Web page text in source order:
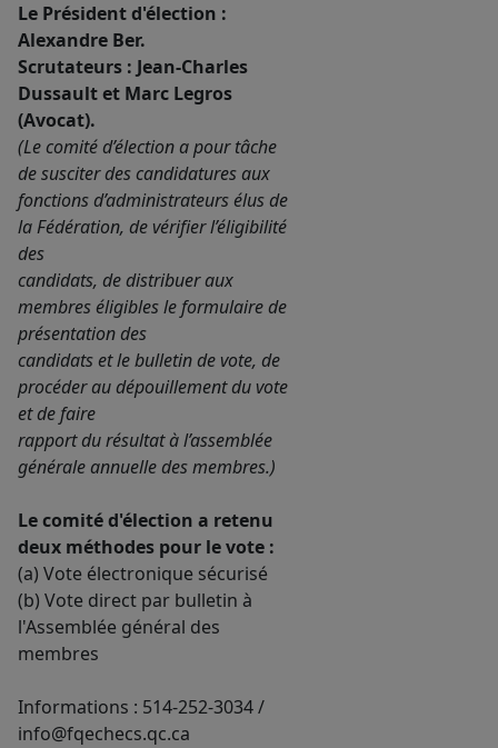
Le Président d'élection :
Alexandre Ber.
Scrutateurs : Jean-Charles
Dussault et Marc Legros
(Avocat).
(Le comité d’élection a pour tâche
de susciter des candidatures aux
fonctions d’administrateurs élus de
la Fédération, de vérifier l’éligibilité
des
candidats, de distribuer aux
membres éligibles le formulaire de
présentation des
candidats et le bulletin de vote, de
procéder au dépouillement du vote
et de faire
rapport du résultat à l’assemblée
générale annuelle des membres.)
Le comité d'élection a retenu
deux méthodes pour le vote :
(a) Vote électronique sécurisé
(b) Vote direct par bulletin à
l'Assemblée général des
membres
Informations : 514-252-3034 /
info@fqechecs.qc.ca